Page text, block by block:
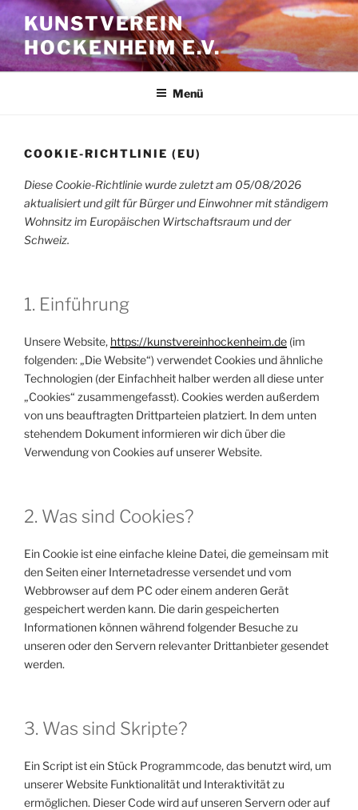
Zum
Inhalt
springen
KUNSTVEREIN
HOCKENHEIM E.V.
Menü
COOKIE-RICHTLINIE (EU)
Diese Cookie-Richtlinie wurde zuletzt am 05/08/2026
aktualisiert und gilt für Bürger und Einwohner mit ständigem
Wohnsitz im Europäischen Wirtschaftsraum und der
Schweiz.
1. Einführung
Unsere Website, https://kunstvereinhockenheim.de (im
folgenden: „Die Website“) verwendet Cookies und ähnliche
Technologien (der Einfachheit halber werden all diese unter
„Cookies“ zusammengefasst). Cookies werden außerdem
von uns beauftragten Drittparteien platziert. In dem unten
stehendem Dokument informieren wir dich über die
Verwendung von Cookies auf unserer Website.
2. Was sind Cookies?
Ein Cookie ist eine einfache kleine Datei, die gemeinsam mit
den Seiten einer Internetadresse versendet und vom
Webbrowser auf dem PC oder einem anderen Gerät
gespeichert werden kann. Die darin gespeicherten
Informationen können während folgender Besuche zu
unseren oder den Servern relevanter Drittanbieter gesendet
werden.
3. Was sind Skripte?
Ein Script ist ein Stück Programmcode, das benutzt wird, um
unserer Website Funktionalität und Interaktivität zu
ermöglichen. Dieser Code wird auf unseren Servern oder auf